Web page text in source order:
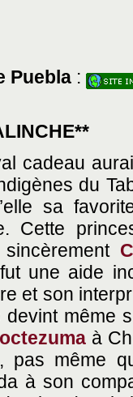
Puebla :
cadeau
du
sa
Cette
une aide
et son
devint même
à
pas même
à son